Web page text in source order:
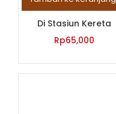
Di Stasiun Kereta
Rp65,000